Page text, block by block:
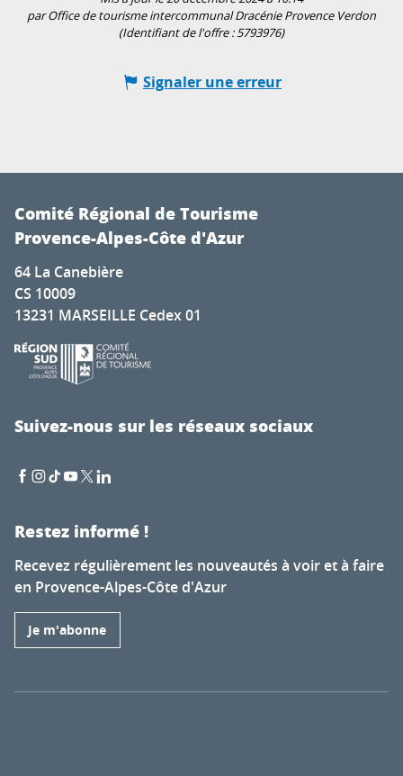
par Office de tourisme intercommunal Dracénie Provence Verdon
(Identifiant de l'offre :5793976)
Signaler une erreur
Comité Régional de Tourisme
Provence-Alpes-Côte d'Azur
64 La Canebière
CS 10009
13231 MARSEILLE Cedex 01
Suivez-nous sur les réseaux sociaux
Restez informé !
Recevez régulièrement les nouveautés à voir et à faire
en Provence-Alpes-Côte d'Azur
Je m'abonne